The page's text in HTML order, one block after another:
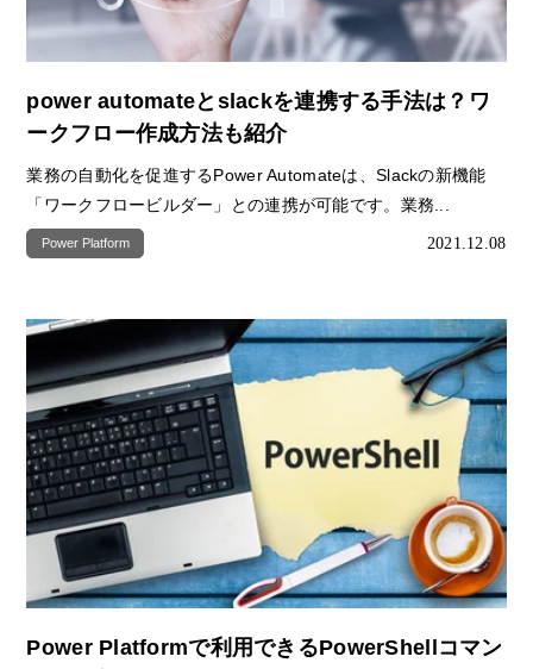
power automateとslackを連携する手法は？ワ
ークフロー作成方法も紹介
業務の自動化を促進するPower Automateは、Slackの新機能
「ワークフロービルダー」との連携が可能です。業務...
Power Platform 2021.12.08
Power Platformで利用できるPowerShellコマン